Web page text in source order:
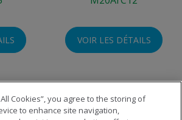
VOIR LES DÉTAILS
All Cookies”, you agree to the storing of
to enhance site navigation,